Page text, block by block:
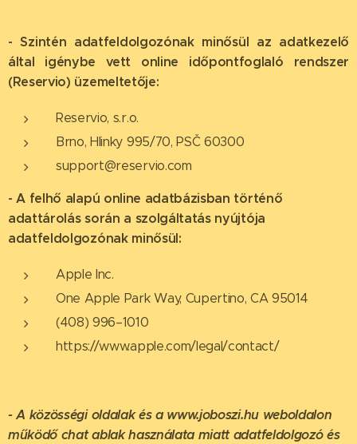
- Szintén adatfeldolgozónak minősül az adatkezelő
által igénybe vett online időpontfoglaló rendszer
(Reservio) üzemeltetője:
Reservio, s.r.o.
Brno, Hlinky 995/70, PSČ 60300
support@reservio.com
- A felhő alapú online adatbázisban történő
adattárolás során a szolgáltatás nyújtója
adatfeldolgozónak minősül:
Apple Inc.
One Apple Park Way, Cupertino, CA 95014
(408) 996–1010
https://www.apple.com/legal/contact/
- A közösségi oldalak és a www.joboszi.hu weboldalon
működő chat ablak használata miatt adatfeldolgozó és